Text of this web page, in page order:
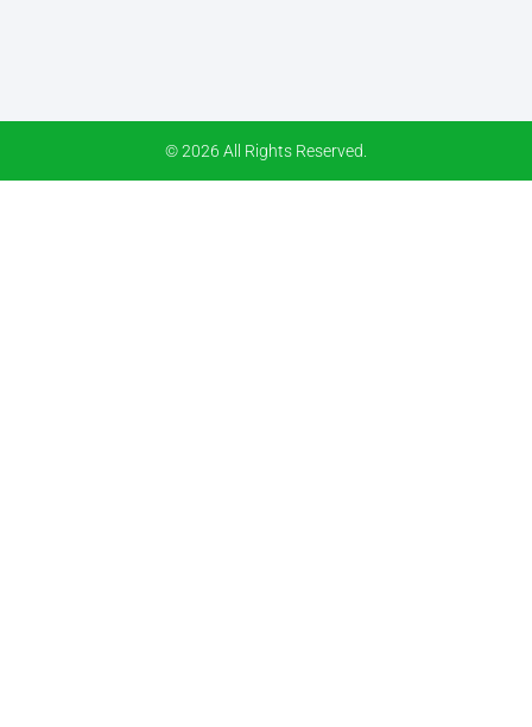
© 2026 All Rights Reserved.